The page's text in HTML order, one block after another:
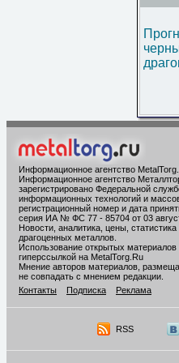
Информационное агентство
Информационное агентство
зарегистрировано Федеральной
информационных технологий и
регистрационный номер и дата
серия ИА № ФС 77 - 85704 от 03
Новости, аналитика, цены,
драгоценных металлов.
Использование открытых
гиперссылкой на MetalTorg.Ru
Мнение авторов материалов,
не совпадать с мнением редакции.
Контакты
Подписка Реклама
RSS